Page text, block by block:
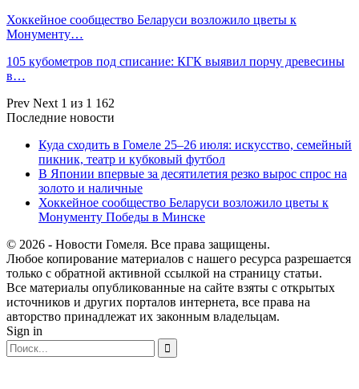
Хоккейное сообщество Беларуси возложило цветы к
Монументу…
105 кубометров под списание: КГК выявил порчу древесины
в…
Prev Next 1 из 1 162
Последние новости
Куда сходить в Гомеле 25–26 июля: искусство, семейный
пикник, театр и кубковый футбол
В Японии впервые за десятилетия резко вырос спрос на
золото и наличные
Хоккейное сообщество Беларуси возложило цветы к
Монументу Победы в Минске
© 2026 - Новости Гомеля. Все права защищены.
Любое копирование материалов с нашего ресурса разрешается
только с обратной активной ссылкой на страницу статьи.
Все материалы опубликованные на сайте взяты с открытых
источников и других порталов интернета, все права на
авторство принадлежат их законным владельцам.
Sign in